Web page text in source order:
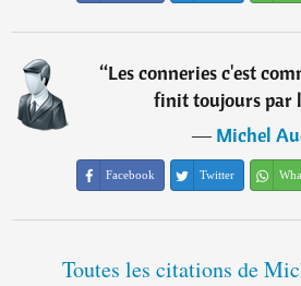
“Les conneries c'est
finit toujours par
―Michel
Facebook Twitter
Toutes les citations de